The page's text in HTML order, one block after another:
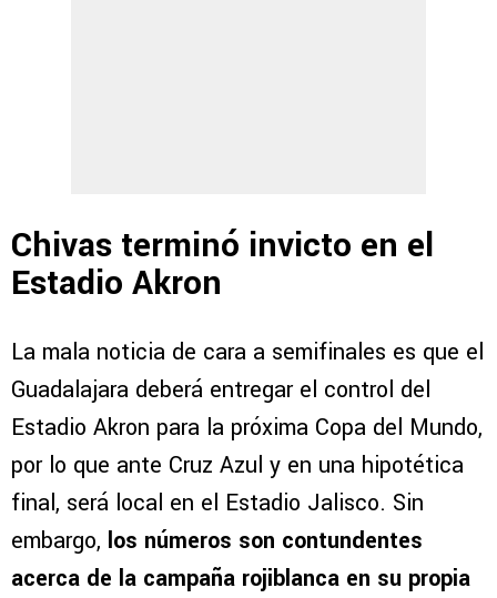
Chivas terminó invicto en el
Estadio Akron
La mala noticia de cara a semifinales es que el
Guadalajara deberá entregar el control del
Estadio Akron para la próxima Copa del Mundo,
por lo que ante Cruz Azul y en una hipotética
final, será local en el Estadio Jalisco. Sin
embargo, los números son contundentes
acerca de la campaña rojiblanca en su propia